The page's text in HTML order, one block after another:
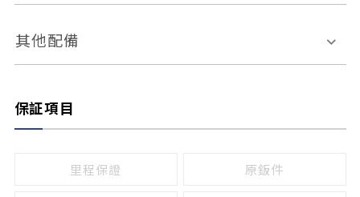
無
有
感應頭燈
頭燈光源
其他配備
保証項目
里程保證 原鈑件